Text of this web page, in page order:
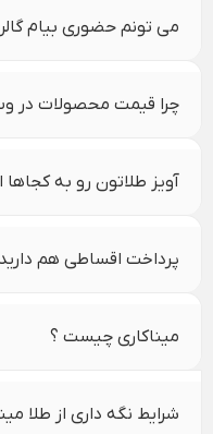
می تونم حضوری بیام
چرا قیمت محصولات در
آویز طلاتون رو به کجاها
پرداخت اقساطی هم
میناکاری چیست ؟
شرایط نگه داری از طلا